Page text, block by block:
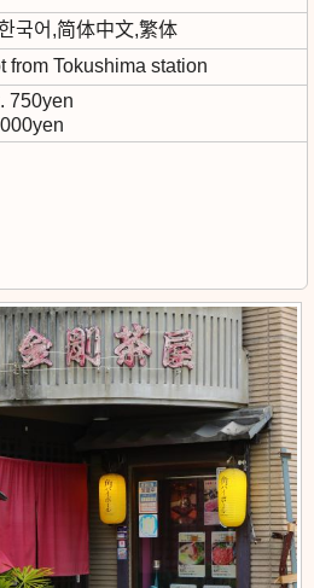
국어,简体中文,繁体
from Tokushima station
750yen